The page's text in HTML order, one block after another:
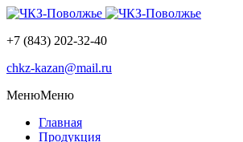
+7 (843) 202-32-40
chkz-kazan@mail.ru
МенюМеню
Главная
Продукция